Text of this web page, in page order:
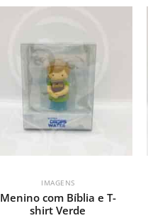
IMAGENS
Menino com Bíblia e T-
shirt Verde